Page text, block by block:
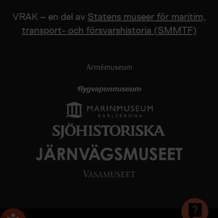
VRAK – en del av Statens museer för maritim,
transport- och försvarshistoria (SMMTF)